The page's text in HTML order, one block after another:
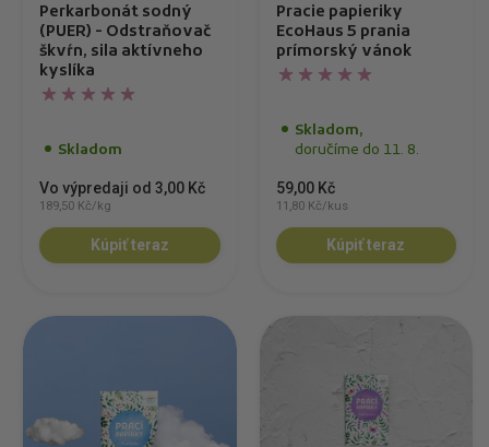
Perkarbonát sodný
(PUER) - Odstraňovač
škvŕn, sila aktívneho
kyslíka
Skladom
Vo výpredaji od 3,00 Kč
189,50 Kč/kg
Kúpiť teraz
Pracie papieriky
EcoHaus 5 prania
prímorský vánok
Skladom,
doručíme do 11. 8.
59,00 Kč
11,80 Kč/kus
Kúpiť teraz